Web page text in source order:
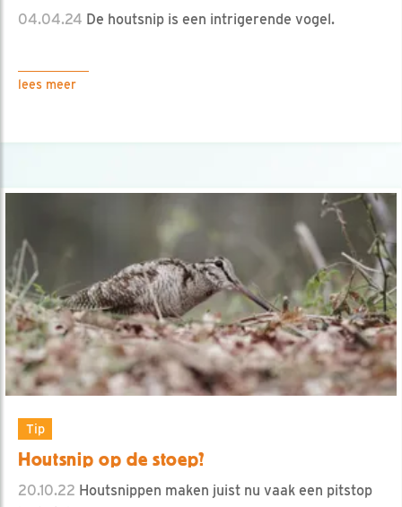
04.04.24 De houtsnip is een intrigerende vogel.
lees meer
Tip
Houtsnip op de stoep?
20.10.22 Houtsnippen maken juist nu vaak een pitstop